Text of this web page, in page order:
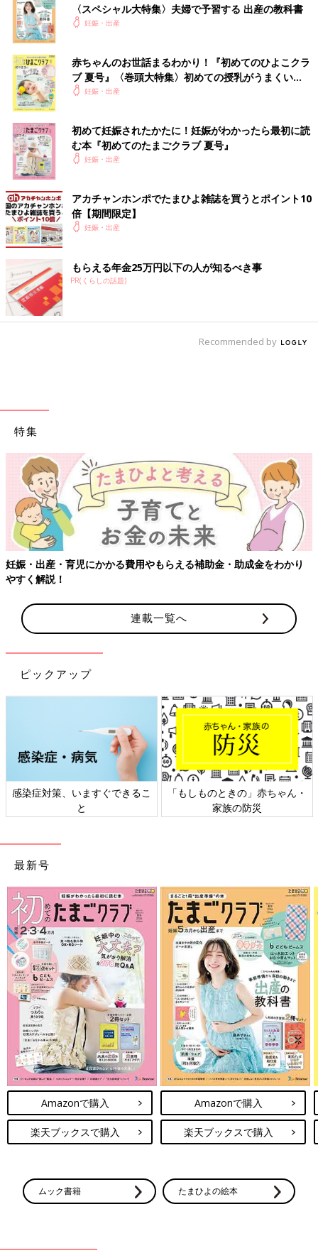
〈スペシャル大特集〉夫婦で予習する 出産の教科書
妊娠・出産
赤ちゃんのお世話まるわかり！『初めてのひよこクラ
ブ 夏号』〈巻頭大特集〉初めての授乳がうまくい
く！ おっぱい・ミルクの基本と夏のトラブル 解決テ
妊娠・出産
初めて妊娠されたかたに！妊娠がわかったら最初に読
む本『初めてのたまごクラブ 夏号』
妊娠・出産
アカチャンホンポでたまひよ雑誌を買うとポイント10
倍【期間限定】
妊娠・出産
もらえる年金25万円以下の人が知るべき事
PR(くらしの話題)
Recommended by
特集
妊娠・出産・育児にかかる費用やもらえる補助金・助成金をわかり
やすく解説！
連載一覧へ
ピックアップ
感染症対策、いますぐできるこ
と
「もしものときの」赤ちゃん・
家族の防災
最新号
Amazonで購入
楽天ブックスで購入
Amazonで購入
楽天ブックスで購入
ムック書籍 たまひよの絵本